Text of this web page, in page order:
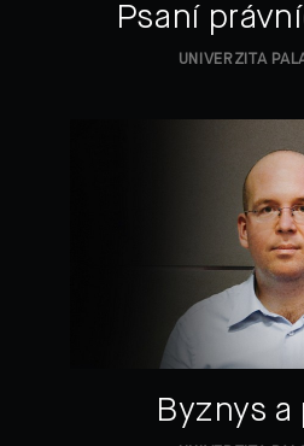
Psaní
UNIVERZITA
Byznys a